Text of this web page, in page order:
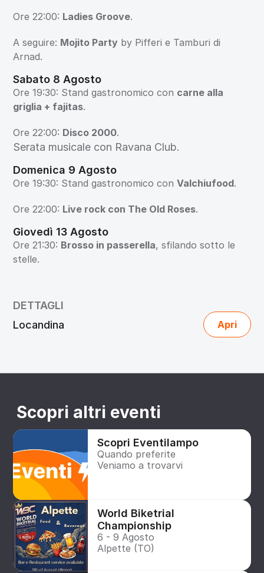
Ore 22:00: Ladies Groove.
A seguire: Mojito Party by Pifferi e Tamburi di
Arnad.
Sabato 8 Agosto
Ore 19:30: Stand gastronomico con carne alla
griglia + fajitas.
Ore 22:00: Disco 2000.
Serata musicale con Ravana Club.
Domenica 9 Agosto
Ore 19:30: Stand gastronomico con Valchiufood.
Ore 22:00: Live rock con The Old Roses.
Giovedì 13 Agosto
Ore 21:30: Brosso in passerella, sfilando sotto le
stelle.
DETTAGLI
Locandina
Apri
Scopri altri eventi
Scopri Eventilampo
Quando preferite
Veniamo a trovarvi
World Biketrial
Championship
6 - 9 Agosto
Alpette (TO)